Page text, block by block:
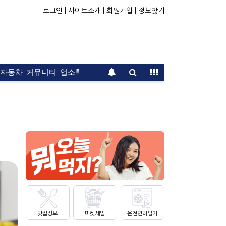
로그인 | 사이트소개 | 회원가입 | 정보찾기
자동차 커뮤니티 업소록 운전면허 문의 광고
맛집정보 마켓세일 운전면허필기